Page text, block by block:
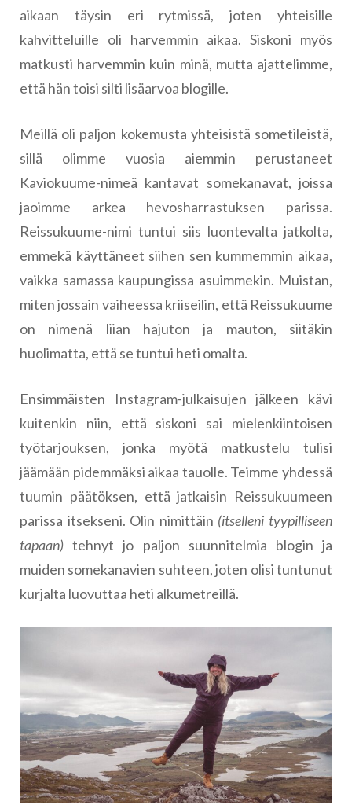
aikaan täysin eri rytmissä, joten yhteisille
kahvitteluille oli harvemmin aikaa. Siskoni myös
matkusti harvemmin kuin minä, mutta ajattelimme,
että hän toisi silti lisäarvoa blogille.
Meillä oli paljon kokemusta yhteisistä sometileistä,
sillä olimme vuosia aiemmin perustaneet
Kaviokuume-nimeä kantavat somekanavat, joissa
jaoimme arkea hevosharrastuksen parissa.
Reissukuume-nimi tuntui siis luontevalta jatkolta,
emmekä käyttäneet siihen sen kummemmin aikaa,
vaikka samassa kaupungissa asuimmekin. Muistan,
miten jossain vaiheessa kriiseilin, että Reissukuume
on nimenä liian hajuton ja mauton, siitäkin
huolimatta, että se tuntui heti omalta.
Ensimmäisten Instagram-julkaisujen jälkeen kävi
kuitenkin niin, että siskoni sai mielenkiintoisen
työtarjouksen, jonka myötä matkustelu tulisi
jäämään pidemmäksi aikaa tauolle. Teimme yhdessä
tuumin päätöksen, että jatkaisin Reissukuumeen
parissa itsekseni. Olin nimittäin (itselleni tyypilliseen
tapaan) tehnyt jo paljon suunnitelmia blogin ja
muiden somekanavien suhteen, joten olisi tuntunut
kurjalta luovuttaa heti alkumetreillä.